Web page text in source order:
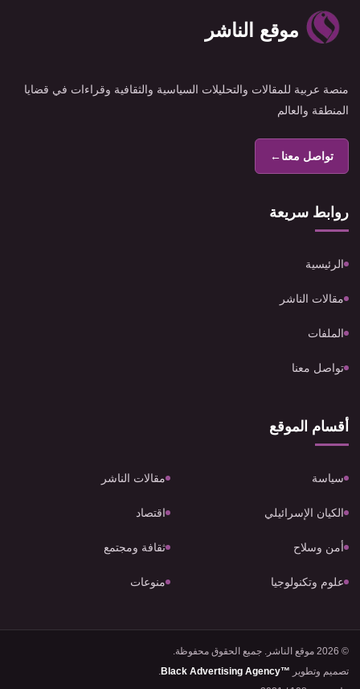
موقع الناشر
منصة عربية للمقالات والتحليلات السياسية والثقافية وقراءات في قضايا
المنطقة والعالم
تواصل معنا←
روابط سريعة
الرئيسية
مقالات الناشر
الملفات
تواصل معنا
أقسام الموقع
سياسة مقالات الناشر
الكيان الإسرائيلي اقتصاد
أمن وسلاح ثقافة ومجتمع
علوم وتكنولوجيا منوعات
© 2026 موقع الناشر. جميع الحقوق محفوظة.
تصميم وتطوير Black Advertising Agency™
.